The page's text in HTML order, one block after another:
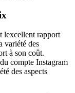
lexcellent rapport
variété des
à son coût.
compte Instagram
des aspects